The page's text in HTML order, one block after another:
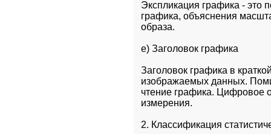
Экспликация графика - это
графика, объяснения
образа.
е) Заголовок графика
Заголовок графика в
изображаемых данных.
чтение графика. Цифровое
измерения.
2. Классификация